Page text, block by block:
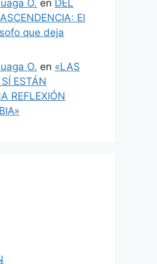
O. en DEL
El
que deja
O. en «LAS
ESTÁN
REFLEXIÓN